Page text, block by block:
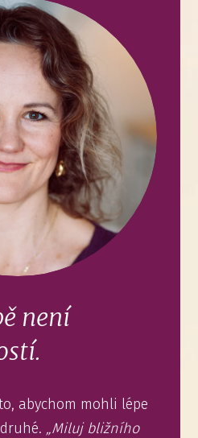
není
abychom mohli lépe
„Miluj bližního